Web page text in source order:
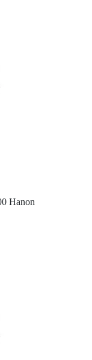
Hanon